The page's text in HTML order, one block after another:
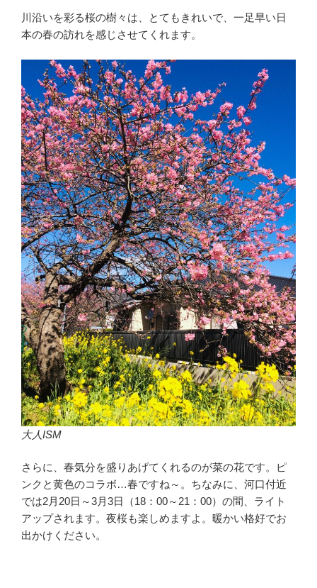
川沿いを彩る桜の樹々は、とてもきれいで、一足早い日
本の春の訪れを感じさせてくれます。
大人ISM
さらに、春気分を盛りあげてくれるのが菜の花です。ピ
ンクと黄色のコラボ…春ですね～。ちなみに、河口付近
では2月20日～3月3日（18：00～21：00）の間、ライト
アップされます。夜桜も楽しめますよ。暖かい格好でお
出かけください。